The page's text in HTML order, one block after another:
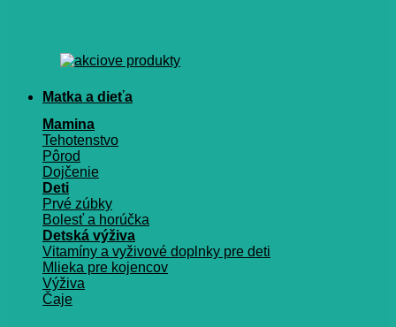
Matka a dieťa
Mamina
Tehotenstvo
Pôrod
Dojčenie
Deti
Prvé zúbky
Bolesť a horúčka
Detská výživa
Vitamíny a vyživové doplnky pre deti
Mlieka pre kojencov
Výživa
Čaje